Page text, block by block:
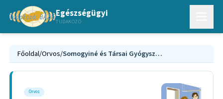
Egészségügyi
TUDAKOZÓ
Főoldal/Orvos/ Somogyiné és Társai Gyógyszertári Egészségügyi és Kereskedelmi Bt.
Orvos